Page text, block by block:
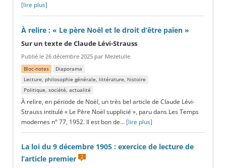
[lire plus]
À relire : « Le père Noël et le droit d’être païen »
Sur un texte de Claude Lévi-Strauss
Publié le 26 décembre 2025 par Mezetulle
Bloc-notes
Diaporama
Lecture, philosophie générale, littérature, histoire
Politique, société, actualité
À relire, en période de Noël, un très bel article de Claude Lévi-
Strauss intitulé « Le Père Noël supplicié », paru dans Les Temps
modernes n° 77, 1952. Il est bon de… [lire plus]
La loi du 9 décembre 1905 : exercice de lecture de
l’article premier
2